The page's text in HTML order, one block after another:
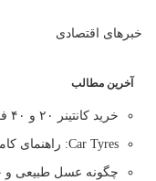
خبرهای اقتصادی
آخرین مطالب
خرید کانتینر ۲۰ و ۴۰ فوت با بهترین قیمت
Car Tyres: راهنمای کامل خرید تایر
چگونه عسل طبیعی و